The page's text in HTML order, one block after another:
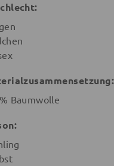
Baumwolle